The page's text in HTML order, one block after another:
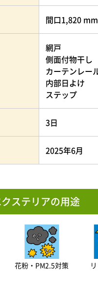
間口1,820
網戸
側面付物干し
カーテンレー
内部日よけ
ステップ
3日
2025年6月
ステリアの用途
花粉・PM2.5対策